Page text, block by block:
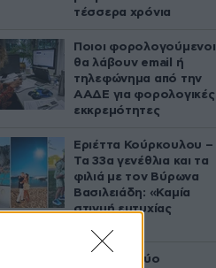
τέσσερα χρόνια
Ποιοι φορολογούμενοι
θα λάβουν email ή
τηλεφώνημα από την
ΑΑΔΕ για φορολογικές
εκκρεμότητες
Εριέττα Κούρκουλου –
Τα 33α γενέθλια και τα
φιλιά με τον Βύρωνα
Βασιλειάδη: «Καμία
στιγμή ευτυχίας
Ακυρώνει δύο